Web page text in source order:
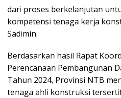
dari proses berkelanjutan
kompetensi tenaga kerja
Sadimin.
Berdasarkan hasil Rapat
Perencanaan Pembangunan
Tahun 2024, Provinsi NTB
tenaga ahli konstruksi